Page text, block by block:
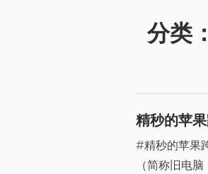
分类：
精秒的苹
#精秒的苹果
（简称旧电